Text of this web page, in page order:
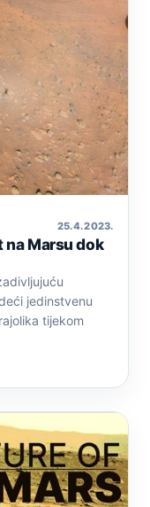
25. 4. 2023.
na Marsu dok
jedinstvenu
tijekom